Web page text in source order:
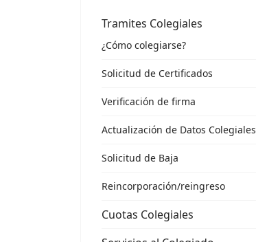
Tramites Colegiales
¿Cómo colegiarse?
Solicitud de Certificados
Verificación de firma
Actualización de Datos Colegiales
Solicitud de Baja
Reincorporación/reingreso
Cuotas Colegiales